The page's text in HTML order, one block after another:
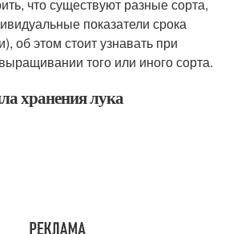
что существуют разные сорта,
показатели срока
об этом стоит узнавать при
того или иного сорта.
хранения лука